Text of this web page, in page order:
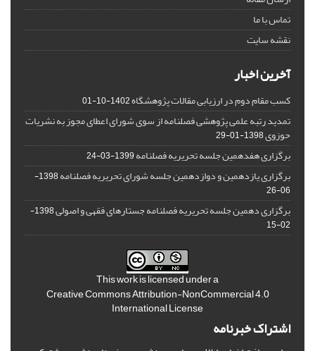
تماس با ما
نقشه سایت
آخرین اخبار
کسب مقام دوم در ارزیابی مقالات پژوهشگاه1402-10-01
تمدید رتبه علمی پژوهشی فصلنامه از سوی شورای اعطای مجوز به نشریات
حوزوی1398-01-29
برگزاری هفدهمین جلسه تحریریه فصلنامه1399-03-24
برگزاری یازدهمین و دوازدهمین جلسه شورای تحریریه فصلنامه
1398-
06-26
برگزاری دهمین جلسه تحریریه فصلنامه جستارهای فقهی و اصولی
1398-
02-15
This work is licensed under a
Creative Commons Attribution-NonCommercial 4.0
International License
اشتراک خبرنامه